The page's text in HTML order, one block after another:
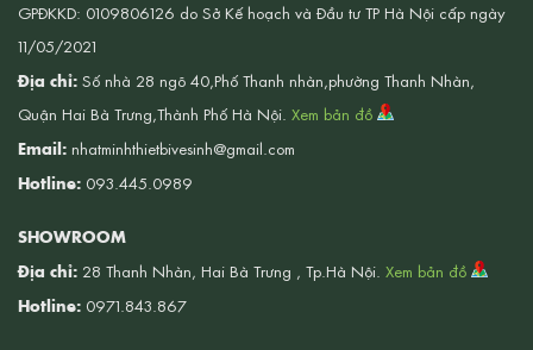
GPĐKKD: 0109806126 do Sở Kế hoạch và Đầu tư TP Hà Nội cấp ngày
11/05/2021
Địa chỉ: Số nhà 28 ngõ 40,Phố Thanh nhàn,phường Thanh Nhàn,
Quận Hai Bà Trưng,Thành Phố Hà Nội. Xem bản đồ
Email: nhatminhthietbivesinh@gmail.com
Hotline: 093.445.0989
SHOWROOM
Địa chỉ: 28 Thanh Nhàn, Hai Bà Trưng , Tp.Hà Nội. Xem bản đồ
Hotline: 0971.843.867